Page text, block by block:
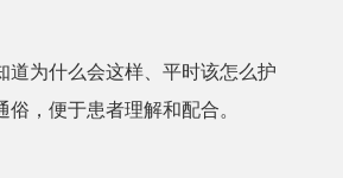
道为什么会这样、平时该怎么护
，便于患者理解和配合。